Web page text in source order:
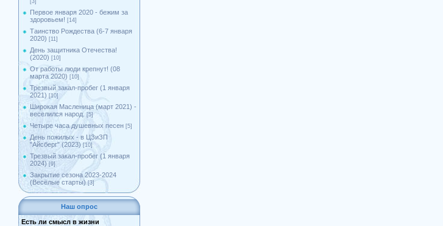
[3]
Первое января 2020 - бежим за
здоровьем! [14]
Таинство Рождества (6-7 января
2020) [11]
День защитника Отечества!
(2020) [10]
От работы люди крепнут! (08
марта 2020) [10]
Трезвый закал-пробег (1 января
2021) [10]
Широкая Масленица (март 2021) -
веселился народ.
[5]
Четыре часа душевных песен [5]
День пожилых - в ЦЗиЗП
"Айсберг" (2023) [10]
Трезвый закал-пробег (1 января
2024) [9]
Закрытие сезона 2023-2024
(Весёлые старты) [3]
Наш опрос
Есть ли смысл в жизни